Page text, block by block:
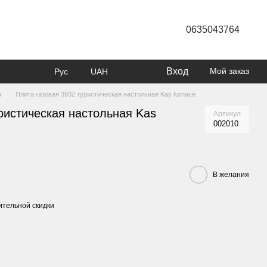
0635043764
Рус UAH Вход Мой заказ
Плита газовая 3932 туристическая настольная Kas furnace
настольная Kas
Артикул
002010
В желания
скидки